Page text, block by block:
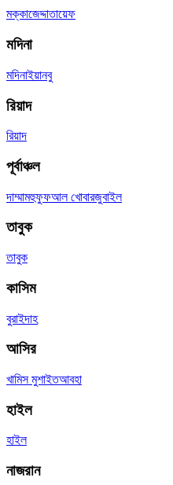
মক্কাজেদ্দাতায়েফ
মদিনা
মদিনাইয়ানবু
রিয়াদ
রিয়াদ
পূর্বাঞ্চল
দাম্মামহুফুফআল খোবারজুবাইল
তাবুক
তাবুক
কাসিম
বুরাইদাহ
আসির
খামিস মুশাইতআবহা
হাইল
হাইল
নাজরান